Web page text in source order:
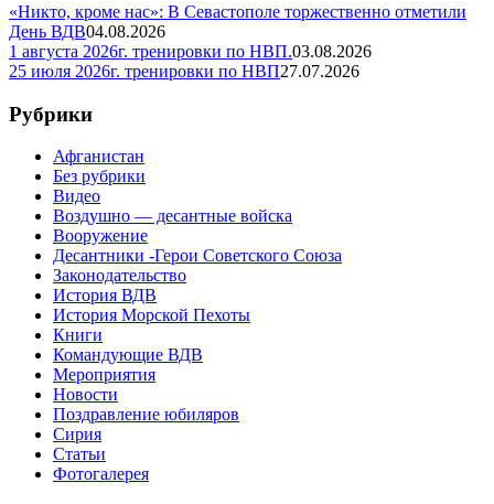
«Никто, кроме нас»: В Севастополе торжественно отметили
День ВДВ04.08.2026
1 августа 2026г. тренировки по НВП.03.08.2026
25 июля 2026г. тренировки по НВП27.07.2026
Рубрики
Афганистан
Без рубрики
Видео
Воздушно — десантные войска
Вооружение
Десантники -Герои Советского Союза
Законодательство
История ВДВ
История Морской Пехоты
Книги
Командующие ВДВ
Мероприятия
Новости
Поздравление юбиляров
Сирия
Статьи
Фотогалерея